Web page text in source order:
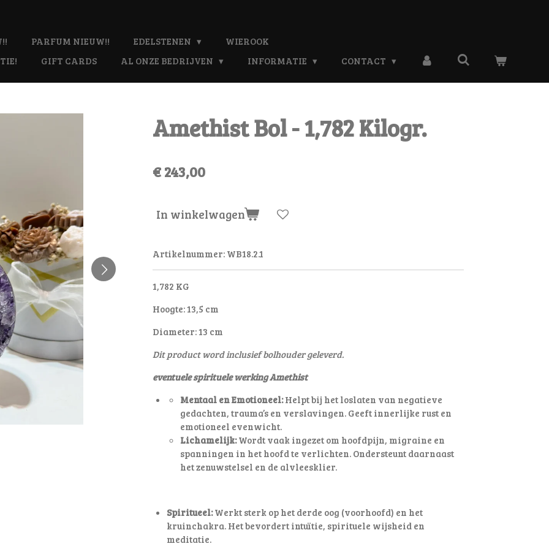
PARFUM NIEUW!! EDELSTENEN
WIEROOK
GIFT CARDS AL ONZE BEDRIJVEN INFORMATIE CONTACT
Amethist Bol - 1,782 Kilogr.
€ 243,00
In winkelwagen
Artikelnummer: WB18.2.1
1,782 KG
Hoogte: 13,5 cm
Diameter: 13 cm
Dit product word inclusief bolhouder geleverd.
eventuele spirituele werking Amethist
Mentaal en Emotioneel:Helpt bij het loslaten van negatieve
gedachten, trauma’s en verslavingen. Geeft innerlijke rust en
emotioneel evenwicht.
Lichamelijk:Wordt vaak ingezet om hoofdpijn, migraine en
spanningen in het hoofd te verlichten. Ondersteunt daarnaast
het zenuwstelsel en de alvleesklier.
Spiritueel:Werkt sterk op het derde oog (voorhoofd) en het
kruinchakra. Het bevordert intuïtie, spirituele wijsheid en
meditatie.